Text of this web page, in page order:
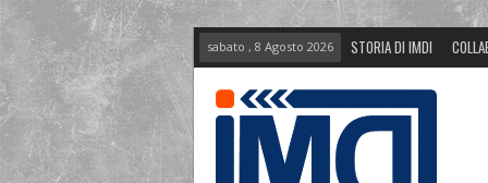
sabato , 8 Agosto 2026 STORIA DI IMDI